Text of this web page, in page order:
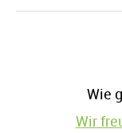
Wie
Wir